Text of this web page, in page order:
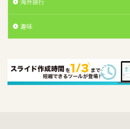
海外旅行
趣味